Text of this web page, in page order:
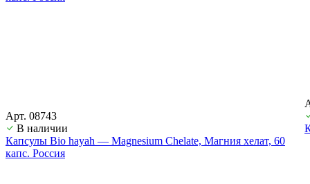
Арт. 08743
В наличии
Капсулы Bio hayah — Magnesium Chelate, Магния хелат, 60
капс. Россия